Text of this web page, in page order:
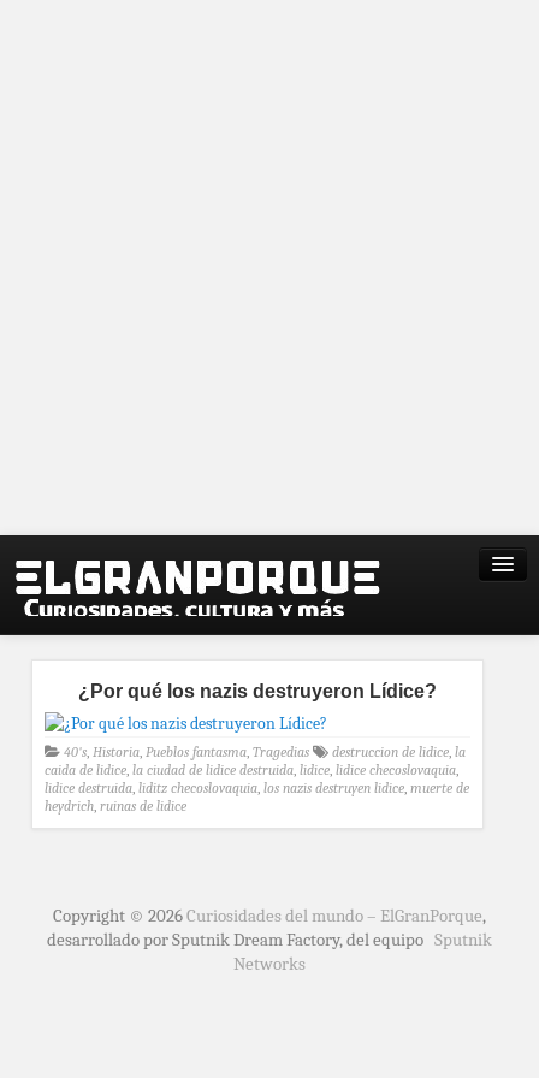
¿Por qué los nazis destruyeron Lídice?
40's, Historia, Pueblos fantasma, Tragedias destruccion de lidice, la
caida de lidice, la ciudad de lidice destruida, lidice, lidice checoslovaquia,
lidice destruida, liditz checoslovaquia, los nazis destruyen lidice, muerte de
heydrich, ruinas de lidice
Copyright © 2026Curiosidades del mundo – ElGranPorque,
desarrollado por Sputnik Dream Factory, del equipo Sputnik
Networks